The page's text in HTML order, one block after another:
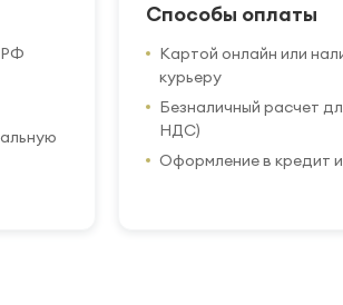
РФ
Способы оплаты
Картой онлайн или
курьеру
Безналичный расчет
НДС)
Оформление в кредит и